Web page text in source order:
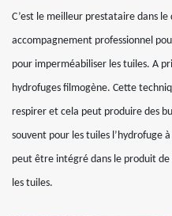
C’est le meilleur prestataire dans
accompagnement professionnel
pour imperméabiliser les tuiles. A
hydrofuges filmogène. Cette
respirer et cela peut produire des
souvent pour les tuiles l’hydrofuge
peut être intégré dans le produit
les tuiles.